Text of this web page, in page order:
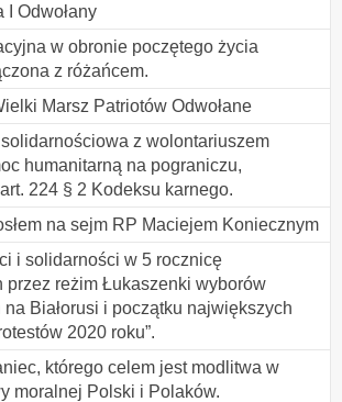
I Odwołany
w obronie poczętego życia
z różańcem.
Marsz Patriotów Odwołane
z wolontariuszem
humanitarną na pograniczu,
224 § 2 Kodeksu karnego.
na sejm RP Maciejem Koniecznym
i solidarności w 5 rocznicę
przez reżim Łukaszenki wyborów
Białorusi i początku największych
2020 roku”.
którego celem jest modlitwa w
moralnej Polski i Polaków.